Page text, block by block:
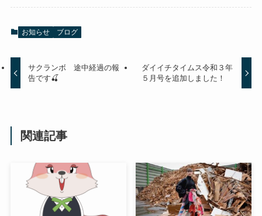
お知らせ ブログ
サクランボ 途中経過の報
告です🍒
ダイイチタイムス令和３年
５月号を追加しました！
関連記事